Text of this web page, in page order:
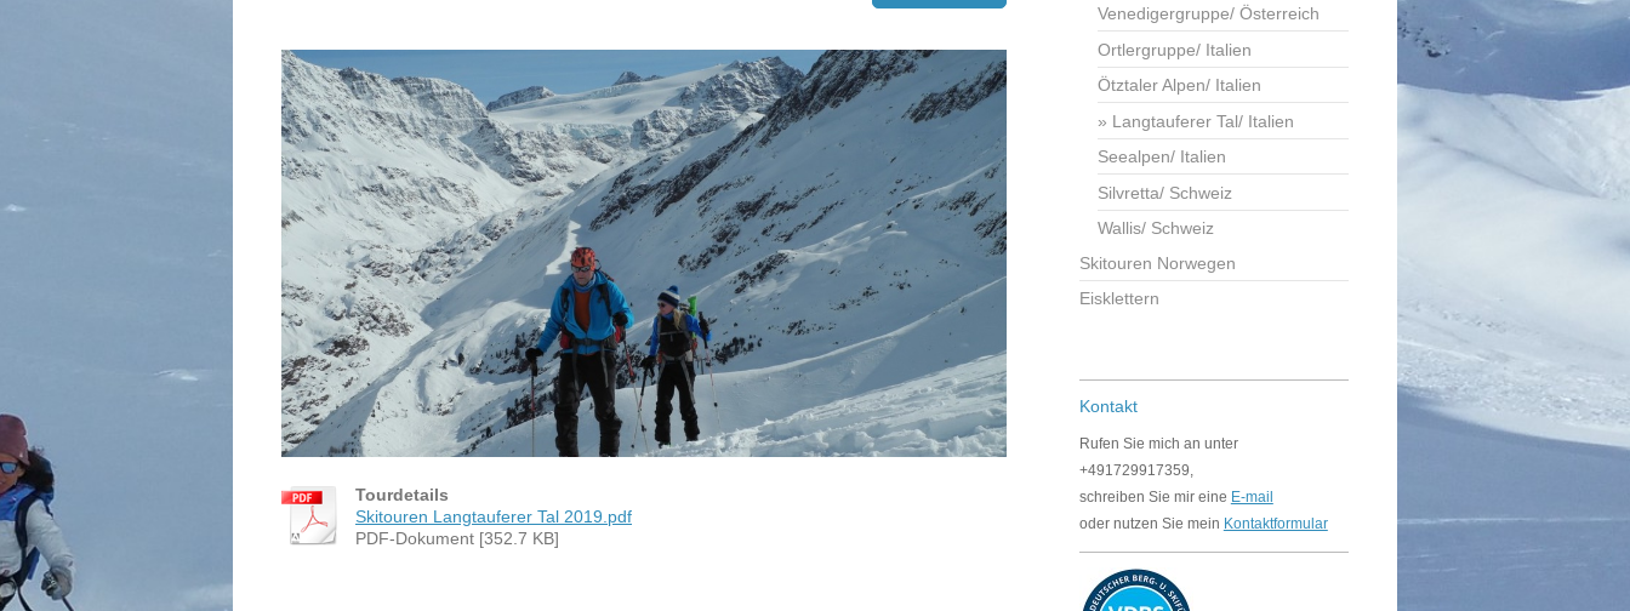
Tourdetails
Skitouren Langtauferer Tal 2019.pdf
PDF-Dokument [352.7 KB]
Venedigergruppe/ Österreich
Ortlergruppe/ Italien
Ötztaler Alpen/ Italien
Langtauferer Tal/ Italien
Seealpen/ Italien
Silvretta/ Schweiz
Wallis/ Schweiz
Skitouren Norwegen
Eisklettern
Kontakt
Rufen Sie mich an unter
+491729917359,
schreiben Sie mir eine E-mail
oder nutzen Sie mein Kontaktformular